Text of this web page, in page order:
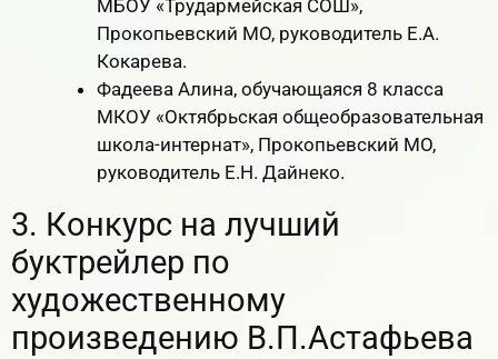
МБОУ «Трудармейская СОШ»,
Прокопьевский МО, руководитель Е.А.
Кокарева.
Фадеева Алина, обучающаяся 8 класса
МКОУ «Октябрьская общеобразовательная
школа-интернат», Прокопьевский МО,
руководитель Е.Н. Дайнеко.
3. Конкурс на лучший
буктрейлер по
художественному
произведению В.П.Астафьева